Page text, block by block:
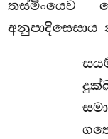
තස්මිංයෙව
අනුපාදිසෙසාය